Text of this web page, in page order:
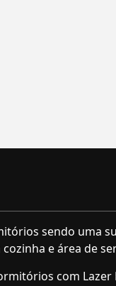
sendo uma
e área de
com Lazer